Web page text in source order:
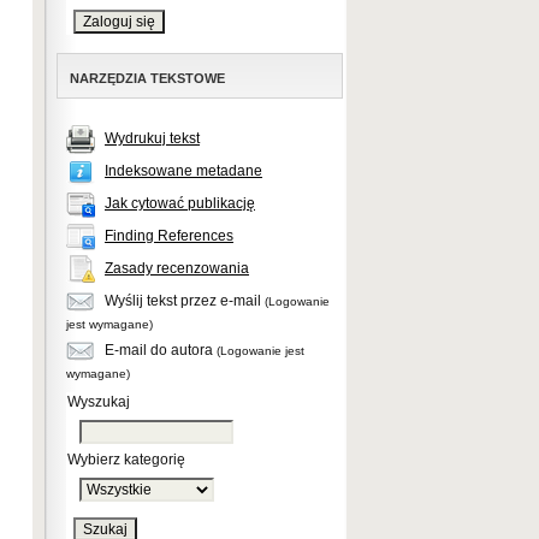
NARZĘDZIA TEKSTOWE
Wydrukuj tekst
Indeksowane metadane
Jak cytować publikację
Finding References
Zasady recenzowania
Wyślij tekst przez e-mail
(Logowanie
jest wymagane)
E-mail do autora (Logowanie jest
wymagane)
Wyszukaj
Wybierz kategorię